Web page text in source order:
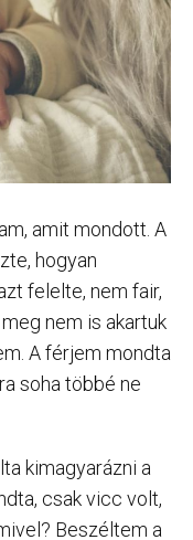
amit mondott. A
hogyan
felelte, nem fair,
nem is akartuk
A férjem mondta
soha többé ne
kimagyarázni a
csak vicc volt,
Beszéltem a